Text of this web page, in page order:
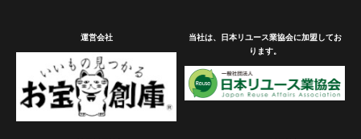
運営会社
当社は、日本リユース業協会に加盟してお
ります。